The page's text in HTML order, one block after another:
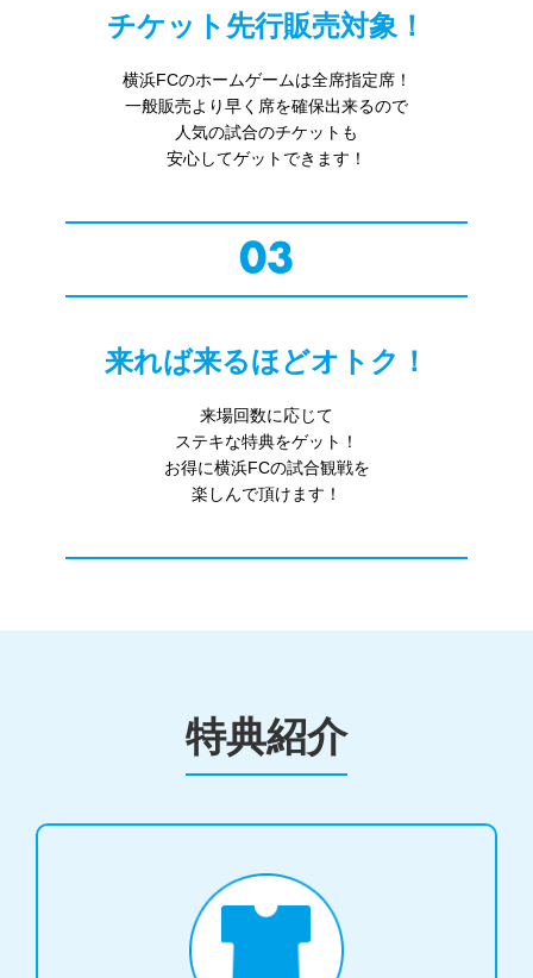
チケット先行販売対象！
横浜FCのホームゲームは全席指定席！
一般販売より早く席を確保出来るので
人気の試合のチケットも
03
来れば来るほどオトク！
来場回数に応じて
ステキな特典をゲット！
お得に横浜FCの試合観戦を
特典紹介